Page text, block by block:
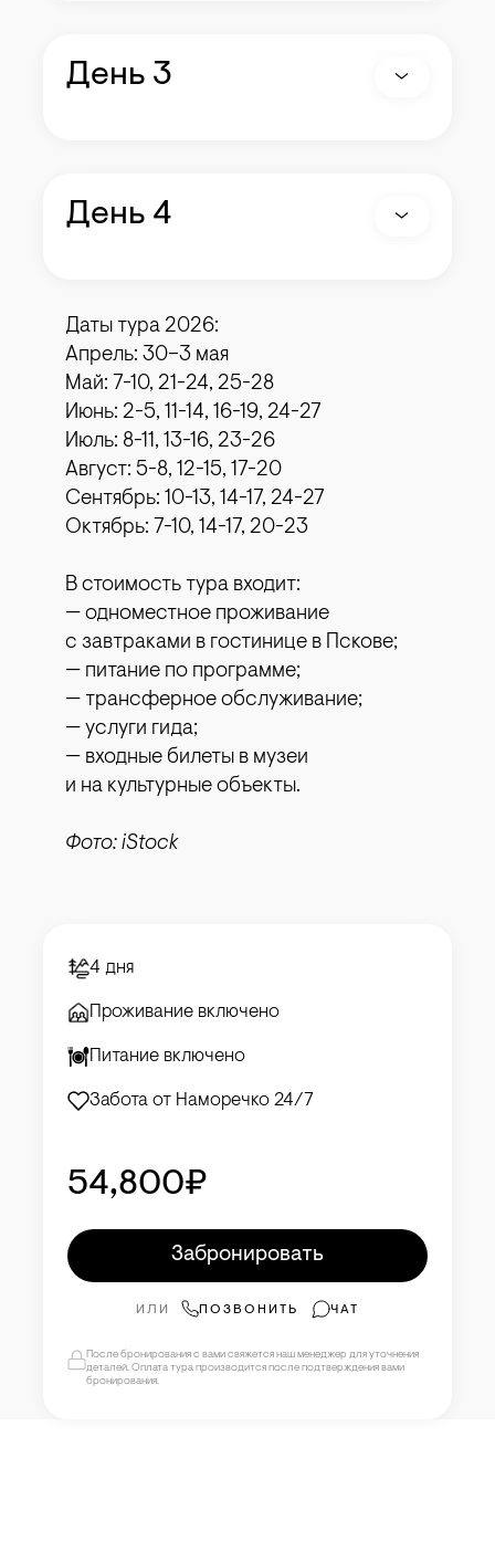
День 3
День 4
Даты тура 2026:
Апрель: 30–3 мая
Май: 7-10, 21-24, 25-28
Июнь: 2-5, 11-14, 16-19, 24-27
Июль: 8-11, 13-16, 23-26
Август: 5-8, 12-15, 17-20
Сентябрь: 10-13, 14-17, 24-27
Октябрь: 7-10, 14-17, 20-23
В стоимость тура входит:
— одноместное проживание
с завтраками в гостинице в Пскове;
— питание по программе;
— трансферное обслуживание;
— услуги гида;
— входные билеты в музеи
и на культурные объекты.
Фото: iStock
4 дня
Проживание включено
Питание включено
Забота от Наморечко 24/7
54,800₽
Забронировать
ИЛИ ПОЗВОНИТЬ ЧАТ
После бронирования с вами свяжется наш менеджер для уточнения
деталей. Оплата тура производится после подтверждения вами
бронирования.